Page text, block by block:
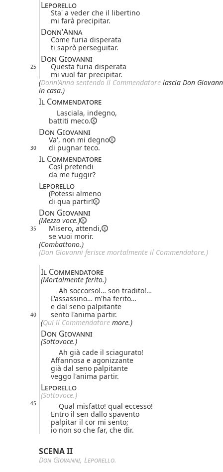
Leporello
Sta' a veder che il libertino
mi farà precipitar.
Donn'Anna
Come furia disperata
ti saprò perseguitar.
Don Giovanni
25
Questa furia disperata
mi vuol far precipitar.
(Donn'Anna sentendo il Commendatore lascia Don
in casa.)
Il Commendatore
Lasciala, indegno,
battiti meco.
Don Giovanni
Va', non mi degno
30 di pugnar teco.
Il Commendatore
Così pretendi
da me fuggir?
Leporello
(Potessi almeno
di qua partir!
Don Giovanni
(Mezza voce.)
35
Misero, attendi,
se vuoi morir.
(Combattono.)
(Don Giovanni ferisce mortalmente il Commendatore.)
Il Commendatore
(Mortalmente ferito.)
Ah soccorso!… son tradito!…
L'assassino… m'ha ferito…
e dal seno palpitante
40
sento l'anima partir.
(Qui il Commendatore more.)
Don Giovanni
(Sottovoce.)
Ah già cade il sciagurato!
Affannosa e agonizzante
già dal seno palpitante
veggo l'anima partir.
Leporello
(Sottovoce.)
45
Qual misfatto! qual eccesso!
Entro il sen dallo spavento
palpitar il cor mi sento;
io non so che far, che dir.
SCENA II
Don Giovanni, Leporello.